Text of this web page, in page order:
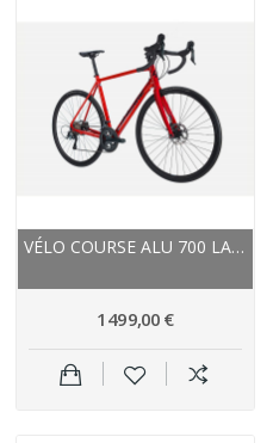
VÉLO COURSE ALU 700 LAPIERRE 2022 SENSIUM 3.0...
1 499,00 €